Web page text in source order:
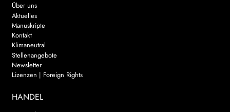
Über uns
Aktuelles
Manuskripte
Kontakt
Klimaneutral
Stellenangebote
Newsletter
Lizenzen | Foreign Rights
HANDEL